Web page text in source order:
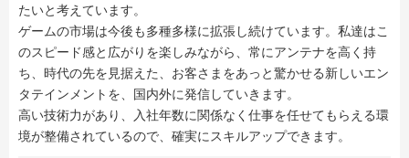
たいと考えています。
ゲームの市場は今後も多種多様に拡張し続けています。私達はこ
のスピード感と広がりを楽しみながら、常にアンテナを高く持
ち、時代の先を見据えた、お客さまをあっと驚かせる新しいエン
タテインメントを、国内外に発信していきます。
高い技術力があり、入社年数に関係なく仕事を任せてもらえる環
境が整備されているので、確実にスキルアップできます。